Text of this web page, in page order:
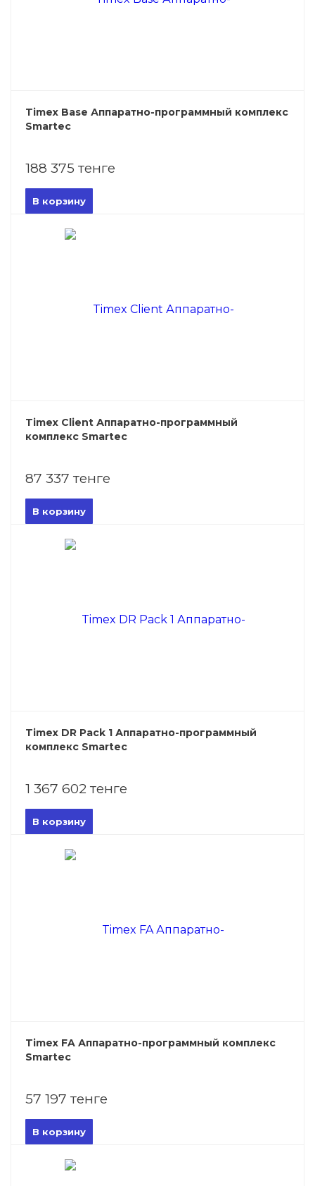
Timex Base Аппаратно-программный комплекс
Smartec
188 375 тенге
В корзину
Timex Client Аппаратно-программный
комплекс Smartec
87 337 тенге
В корзину
Timex DR Pack 1 Аппаратно-программный
комплекс Smartec
1 367 602 тенге
В корзину
Timex FA Аппаратно-программный комплекс
Smartec
57 197 тенге
В корзину